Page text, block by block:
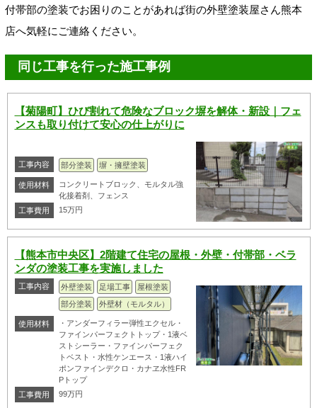
付帯部の塗装でお困りのことがあれば街の外壁塗装屋さん熊本
店へ気軽にご連絡ください。
同じ工事を行った施工事例
【菊陽町】ひび割れて危険なブロック塀を解体・新設｜フェ
ンスも取り付けて安心の仕上がりに
工事内容 部分塗装 塀・擁壁塗装
使用材料
コンクリートブロック、モルタル強
化接着剤、フェンス
工事費用
15万円
【熊本市中央区】2階建て住宅の屋根・外壁・付帯部・ベラ
ンダの塗装工事を実施しました
工事内容 外壁塗装 足場工事
屋根塗装
部分塗装
外壁材（モルタル）
使用材料
・アンダーフィラー弾性エクセル・
ファインパーフェクトトップ・1液ベ
ストシーラー・ファインパーフェク
トベスト・水性ケンエース・1液ハイ
ポンファインデクロ・カナヱ水性FR
Pトップ
工事費用
99万円